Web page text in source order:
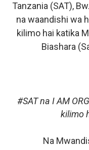
Tanzania (SAT),
na waandishi wa
kilimo hai katika
Biashara
#SAT na I AM
kilimo
Na